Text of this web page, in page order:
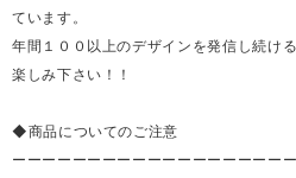
ています。
年間１００以上のデザインを発信し続け
楽しみ下さい！！
◆商品についてのご注意
ーーーーーーーーーーーーーーーーーー